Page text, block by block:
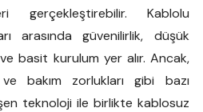
gerçekleştirebilir. Kablolu
arasında güvenilirlik, düşük
basit kurulum yer alır. Ancak,
bakım zorlukları gibi bazı
teknoloji ile birlikte kablosuz